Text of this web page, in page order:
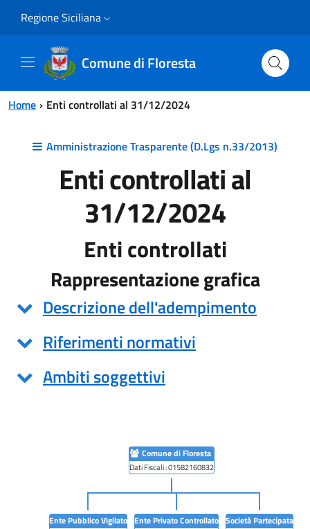
Regione Siciliana
Comune di Floresta
Home Enti controllati al 31/12/2024
Amministrazione Trasparente (D.Lgs n.33/2013)
Enti controllati al
31/12/2024
Enti controllati
Rappresentazione grafica
Descrizione dell'adempimento
Riferimenti normativi
Ambiti soggettivi
Comune di Floresta
Dati Fiscali : 01582160832
Ente Pubblico Vigilato Ente Privato Controllato Società Partecipata